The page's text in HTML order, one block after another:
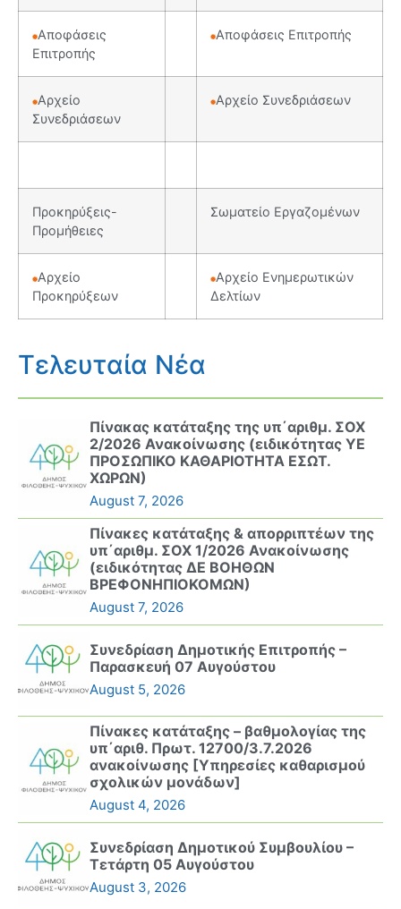
Αποφάσεις
Επιτροπής
Αποφάσεις Επιτροπής
Αρχείο
Συνεδριάσεων
Αρχείο Συνεδριάσεων
Προκηρύξεις-
Προμήθειες
Σωματείο Εργαζομένων
Αρχείο
Προκηρύξεων
Αρχείο Ενημερωτικών
Δελτίων
Τελευταία Νέα
Πίνακας κατάταξης της υπ΄αριθμ. ΣΟΧ
2/2026 Ανακοίνωσης (ειδικότητας ΥΕ
ΠΡΟΣΩΠΙΚΟ ΚΑΘΑΡΙΟΤΗΤΑ ΕΣΩΤ.
ΧΩΡΩΝ)
August 7, 2026
Πίνακες κατάταξης & απορριπτέων της
υπ΄αριθμ. ΣΟΧ 1/2026 Ανακοίνωσης
(ειδικότητας ΔΕ ΒΟΗΘΩΝ
ΒΡΕΦΟΝΗΠΙΟΚΟΜΩΝ)
August 7, 2026
Συνεδρίαση Δημοτικής Επιτροπής –
Παρασκευή 07 Αυγούστου
August 5, 2026
Πίνακες κατάταξης – βαθμολογίας της
υπ΄αριθ. Πρωτ. 12700/3.7.2026
ανακοίνωσης [Υπηρεσίες καθαρισμού
σχολικών μονάδων]
August 4, 2026
Συνεδρίαση Δημοτικού Συμβουλίου –
Τετάρτη 05 Αυγούστου
August 3, 2026